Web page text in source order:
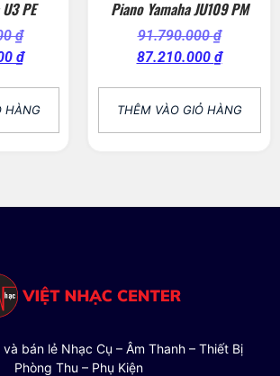
PE
₫
₫
HÀNG
Piano Yamaha JU109 PM
91.790.000₫
87.210.000 ₫
THÊM VÀO GIỎ HÀNG
bán lẻ Nhạc Cụ – Âm Thanh – Thiết Bị
Phòng Thu – Phụ Kiện